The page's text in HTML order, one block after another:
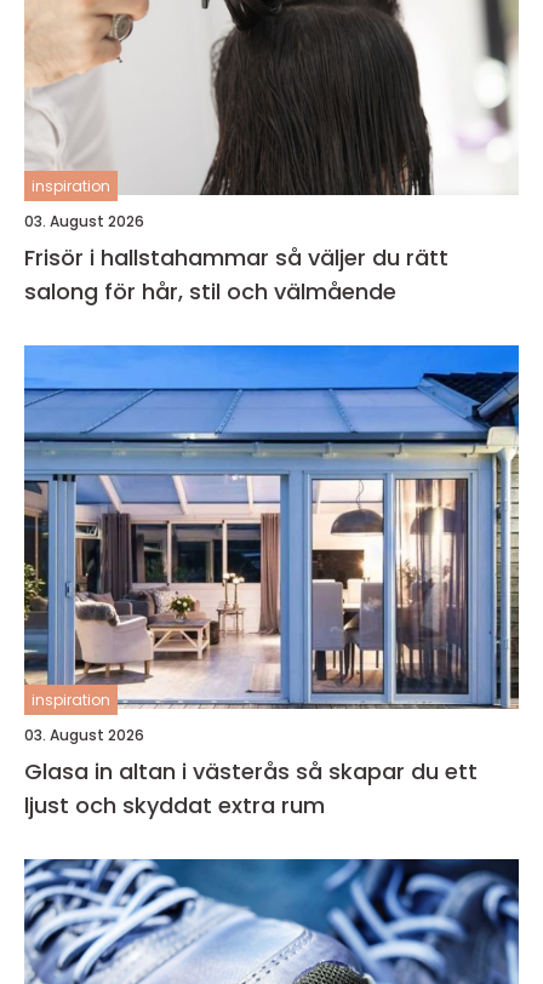
inspiration
03. August 2026
Frisör i hallstahammar så väljer du rätt
salong för hår, stil och välmående
inspiration
03. August 2026
Glasa in altan i västerås så skapar du ett
ljust och skyddat extra rum